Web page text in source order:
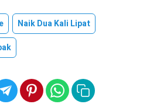
Naik Dua Kali Lipat